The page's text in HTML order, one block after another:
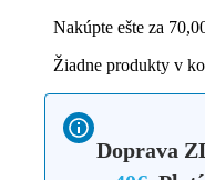
Nakúpte ešte za
Žiadne produkty v
Doprava